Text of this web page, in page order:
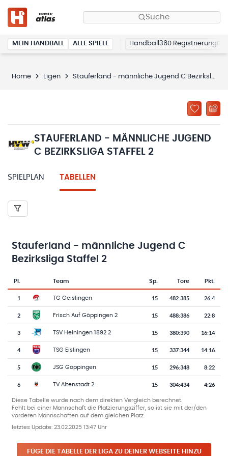
Suche
MEIN HANDBALL ALLE SPIELE Handball360 Registrierung
Home Ligen Stauferland - männliche Jugend C Bezirksliga Staffel 2
STAUFERLAND - MÄNNLICHE JUGEND
C BEZIRKSLIGA STAFFEL 2
SPIELPLAN TABELLEN
Stauferland - männliche Jugend C
Bezirksliga Staffel 2
Pl.
Team-Logo
Team Sp. Tore Pkt.
1 TG Geislingen 15 482:385 26:4
2 Frisch Auf Göppingen 2 15 488:386 22:8
3 TSV Heiningen 1892 2 15 380:390 16:14
4 TSG Eislingen 15 337:344 14:16
5 JSG Göppingen 15 296:348 8:22
6 TV Altenstadt 2 15 304:434 4:26
Diese Tabelle wurde nach dem direkten Vergleich berechnet.
Fehlt bei einer Mannschaft die Platzierungsziffer, so ist sie mit der/den
vorderen Mannschaften auf dem gleichen Platz.
letztes Update: 23.02.2025 13:47 Uhr
FÜGE DIE TABELLE DER LIGA ZU DEINER WEBSEITE HINZU